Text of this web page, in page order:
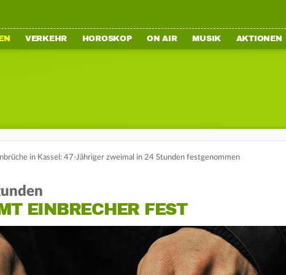
VERKEHR HOROSKOP ON AIR MUSIK AKTIONEN
in Kassel: 47-Jähriger zweimal in 24 Stunden festgenommen
EINBRECHER FEST